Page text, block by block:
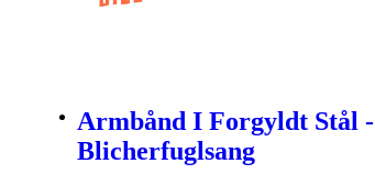
Armbånd I Forgyldt Stål -
Blicherfuglsang